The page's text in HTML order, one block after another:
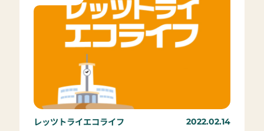
レッツトライエコライフ 2022.02.14